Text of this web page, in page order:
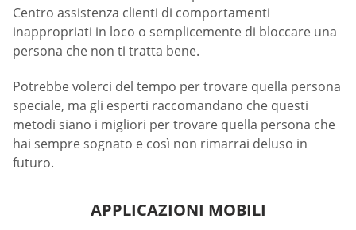
Centro assistenza clienti di comportamenti
inappropriati in loco o semplicemente di bloccare una
persona che non ti tratta bene.
Potrebbe volerci del tempo per trovare quella persona
speciale, ma gli esperti raccomandano che questi
metodi siano i migliori per trovare quella persona che
hai sempre sognato e così non rimarrai deluso in
futuro.
APPLICAZIONI MOBILI